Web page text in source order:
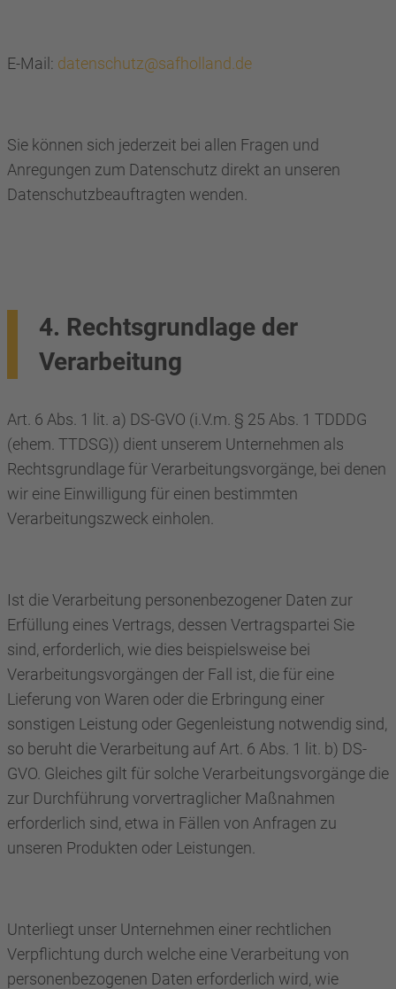
E-Mail: datenschutz@safholland.de
Sie können sich jederzeit bei allen Fragen und
Anregungen zum Datenschutz direkt an unseren
Datenschutzbeauftragten wenden.
4. Rechtsgrundlage der
Verarbeitung
Art. 6 Abs. 1 lit. a) DS-GVO (i.V.m. § 25 Abs. 1 TDDDG
(ehem. TTDSG)) dient unserem Unternehmen als
Rechtsgrundlage für Verarbeitungsvorgänge, bei denen
wir eine Einwilligung für einen bestimmten
Verarbeitungszweck einholen.
Ist die Verarbeitung personenbezogener Daten zur
Erfüllung eines Vertrags, dessen Vertragspartei Sie
sind, erforderlich, wie dies beispielsweise bei
Verarbeitungsvorgängen der Fall ist, die für eine
Lieferung von Waren oder die Erbringung einer
sonstigen Leistung oder Gegenleistung notwendig sind,
so beruht die Verarbeitung auf Art. 6 Abs. 1 lit. b) DS-
GVO. Gleiches gilt für solche Verarbeitungsvorgänge die
zur Durchführung vorvertraglicher Maßnahmen
erforderlich sind, etwa in Fällen von Anfragen zu
unseren Produkten oder Leistungen.
Unterliegt unser Unternehmen einer rechtlichen
Verpflichtung durch welche eine Verarbeitung von
personenbezogenen Daten erforderlich wird, wie